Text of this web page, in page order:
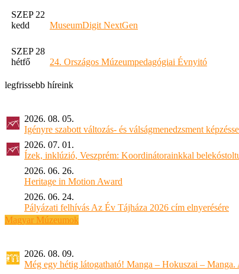
SZEP 22
kedd
MuseumDigit NextGen
SZEP 28
hétfő
24. Országos Múzeumpedagógiai Évnyitó
legfrissebb híreink
2026. 08. 05.
Igényre szabott változás- és válságmenedzsment
2026. 07. 01.
Ízek, inklúzió, Veszprém: Koordinátorainkkal
2026. 06. 26.
Heritage in Motion Award
2026. 06. 24.
Pályázati felhívás Az Év Tájháza 2026 cím elnyerésére
Magyar Múzeumok
2026. 08. 09.
Még egy hétig látogatható! Manga – Hokuszai –